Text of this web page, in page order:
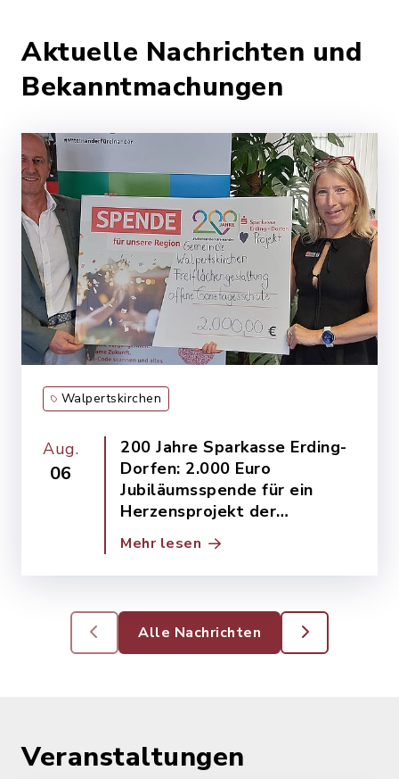
Aktuelle Nachrichten und
Bekanntmachungen
Walpertskirchen
Aug.
06
200 Jahre Sparkasse Erding-
Dorfen: 2.000 Euro
Jubiläumsspende für ein
Herzensprojekt der
Gemeinde Walpertskirchen
Mehr lesen
Alle Nachrichten
Veranstaltungen